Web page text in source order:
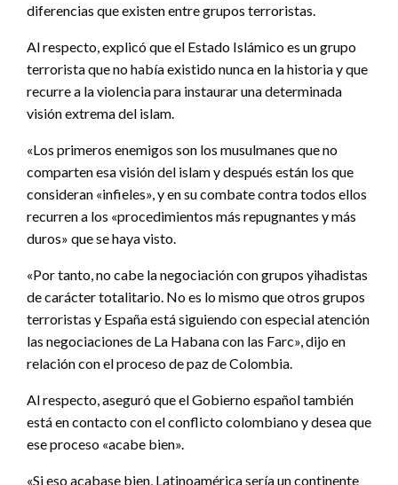
diferencias que existen entre grupos terroristas.
Al respecto, explicó que el Estado Islámico es un grupo
terrorista que no había existido nunca en la historia y que
recurre a la violencia para instaurar una determinada
visión extrema del islam.
«Los primeros enemigos son los musulmanes que no
comparten esa visión del islam y después están los que
consideran «infieles», y en su combate contra todos ellos
recurren a los «procedimientos más repugnantes y más
duros» que se haya visto.
«Por tanto, no cabe la negociación con grupos yihadistas
de carácter totalitario. No es lo mismo que otros grupos
terroristas y España está siguiendo con especial atención
las negociaciones de La Habana con las Farc», dijo en
relación con el proceso de paz de Colombia.
Al respecto, aseguró que el Gobierno español también
está en contacto con el conflicto colombiano y desea que
ese proceso «acabe bien».
«Si eso acabase bien, Latinoamérica sería un continente